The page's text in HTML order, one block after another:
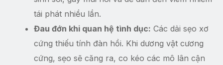
tái phát nhiều lần.
Đau đớn khi quan hệ tình dục: Các dải sẹo xơ
cứng thiếu tính đàn hồi. Khi dương vật cương
cứng, sẹo sẽ căng ra, co kéo các mô lân cận